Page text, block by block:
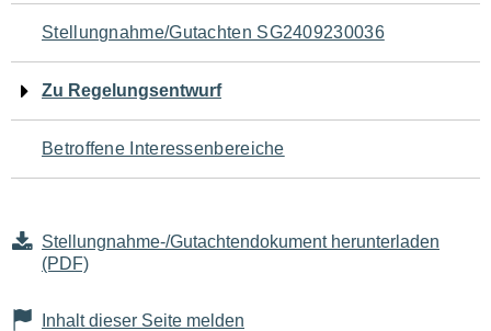
Navigation
für
den
Seiteninhalt
Stellungnahme/Gutachten SG2409230036
Zu Regelungsentwurf
Betroffene Interessenbereiche
Stellungnahme-/Gutachtendokument herunterladen
(PDF)
Inhalt dieser Seite melden